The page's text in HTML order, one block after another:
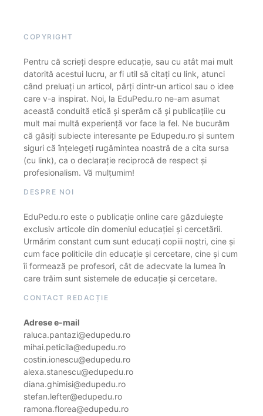
COPYRIGHT
Pentru că scrieți despre educație, sau cu atât mai mult
datorită acestui lucru, ar fi util să citați cu link, atunci
când preluați un articol, părți dintr-un articol sau o idee
care v-a inspirat. Noi, la EduPedu.ro ne-am asumat
această conduită etică și sperăm că și publicațiile cu
mult mai multă experiență vor face la fel. Ne bucurăm
că găsiți subiecte interesante pe Edupedu.ro și suntem
siguri că înțelegeți rugămintea noastră de a cita sursa
(cu link), ca o declarație reciprocă de respect și
profesionalism. Vă mulțumim!
DESPRE NOI
EduPedu.ro este o publicație online care găzduiește
exclusiv articole din domeniul educației și cercetării.
Urmărim constant cum sunt educați copiii noștri, cine și
cum face politicile din educație și cercetare, cine și cum
îi formează pe profesori, cât de adecvate la lumea în
care trăim sunt sistemele de educație și cercetare.
CONTACT REDACȚIE
Adrese e-mail
raluca.pantazi@edupedu.ro
mihai.peticila@edupedu.ro
costin.ionescu@edupedu.ro
alexa.stanescu@edupedu.ro
diana.ghimisi@edupedu.ro
stefan.lefter@edupedu.ro
ramona.florea@edupedu.ro